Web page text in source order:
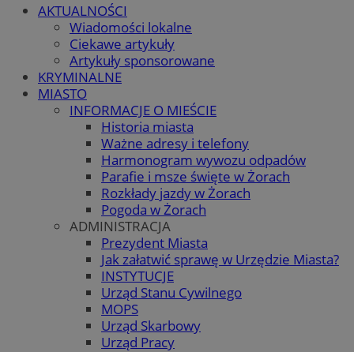
AKTUALNOŚCI
Wiadomości lokalne
Ciekawe artykuły
Artykuły sponsorowane
KRYMINALNE
MIASTO
INFORMACJE O MIEŚCIE
Historia miasta
Ważne adresy i telefony
Harmonogram wywozu odpadów
Parafie i msze święte w Żorach
Rozkłady jazdy w Żorach
Pogoda w Żorach
ADMINISTRACJA
Prezydent Miasta
Jak załatwić sprawę w Urzędzie Miasta?
INSTYTUCJE
Urząd Stanu Cywilnego
MOPS
Urząd Skarbowy
Urząd Pracy